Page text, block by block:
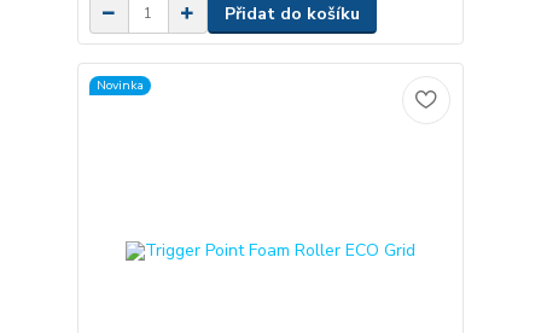
Přidat do košíku
Novinka